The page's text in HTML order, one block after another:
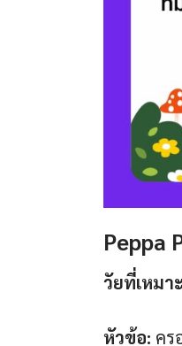
Peppa
วัยที่เหมา
หัวข้อ: คร